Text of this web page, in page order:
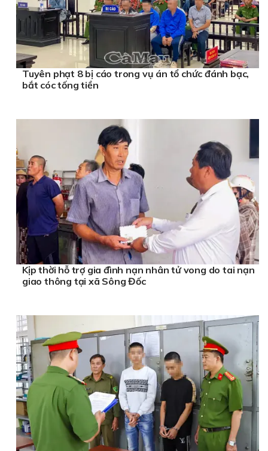
Tuyên phạt 8 bị cáo trong vụ án tổ chức đánh bạc,
bắt cóc tống tiền
Kịp thời hỗ trợ gia đình nạn nhân tử vong do tai nạn
giao thông tại xã Sông Đốc